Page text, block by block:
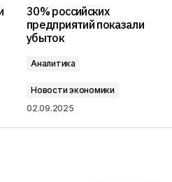
30% российских
предприятий показали
убыток
Аналитика
Новости экономики
02.09.2025